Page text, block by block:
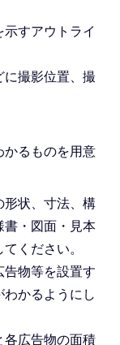
示すアウトライ
に撮影位置、撮
かるものを用意
形状、寸法、構
書・図面・見本
ください。
告物等を設置す
わかるようにし
各広告物の面積